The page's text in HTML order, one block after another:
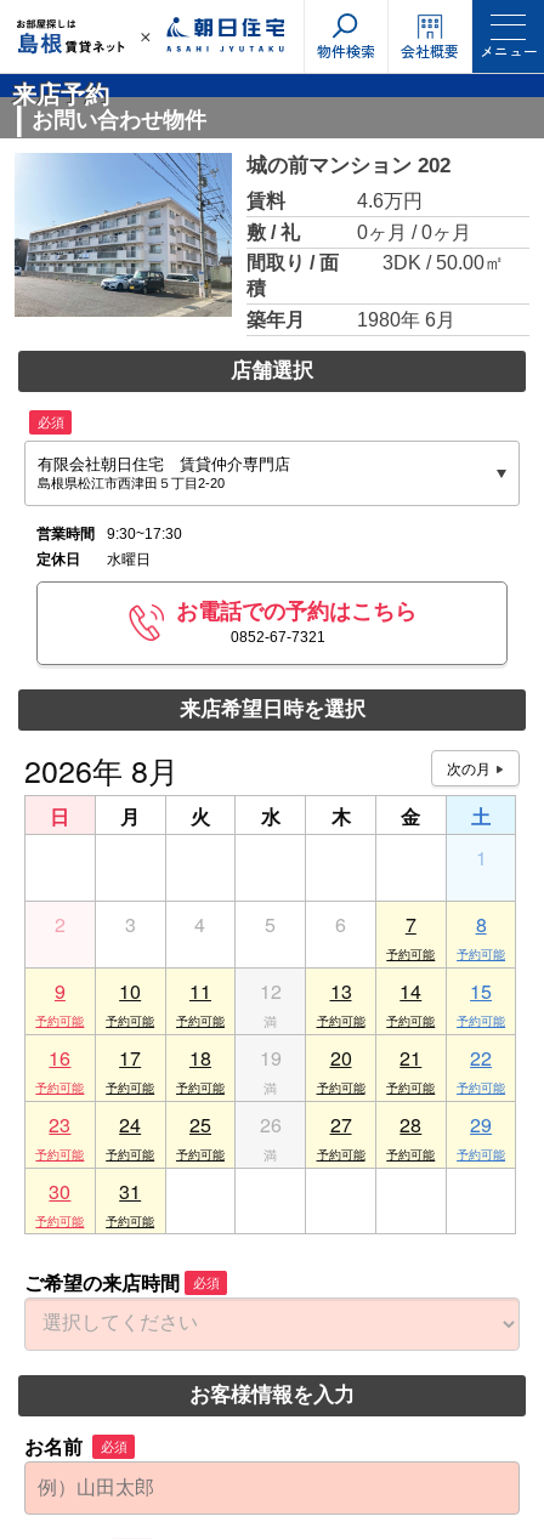
物件検索 会社概要 メニュー
来店予約
お問い合わせ物件
城の前マンション 202
賃料
4.6万円
敷 / 礼
0ヶ月 / 0ヶ月
間取り / 面
積
3DK / 50.00㎡
築年月 1980年 6月
店舗選択
必須
有限会社朝日住宅 賃貸仲介専門店
島根県松江市西津田５丁目2-20
営業時間
9:30~17:30
定休日
水曜日
お電話での予約はこちら
0852-67-7321
来店希望日時を選択
2026年 8月
日 月 火 水 木 金
土
1
2 3 4 5 6 7 8
9 10 11 12 13 14 15
16 17 18 19 20 21 22
23 24 25 26 27 28 29
30 31
ご希望の来店時間 必須
お客様情報を入力
お名前 必須